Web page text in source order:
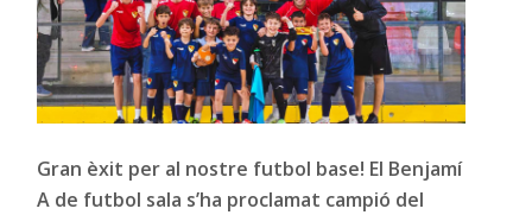
Gran èxit per al nostre futbol base! El Benjamí
A de futbol sala s’ha proclamat campió del